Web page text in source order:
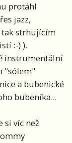
protáhl
jazz,
tak strhujícím
:-) ).
instrumentální
"sólem"
a bubenické
bubeníka...
si víc než